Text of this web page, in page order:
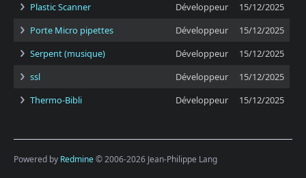
Plastic Scanner
Développeur
15/12/2025
Porte Micro pipettes
Développeur
15/12/2025
Serpent (musique)
Développeur
15/12/2025
ssl
Développeur
15/12/2025
Thermo-Bibli
Développeur 15/12/2025
Powered by Redmine© 2006-2026 Jean-Philippe Lang